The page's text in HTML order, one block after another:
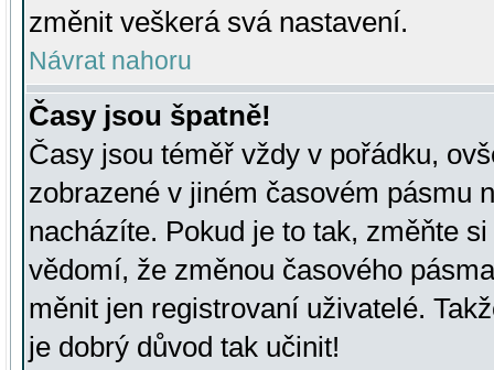
změnit veškerá svá nastavení.
Návrat nahoru
Časy jsou špatně!
Časy jsou téměř vždy v pořádku,
zobrazené v jiném časovém pásmu
nacházíte. Pokud je to tak, změňte
vědomí, že změnou časového
měnit jen registrovaní uživatelé.
je dobrý důvod tak učinit!